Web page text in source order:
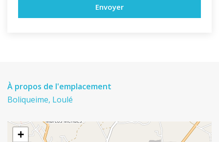
Envoyer
À propos de l'emplacement
Boliqueime, Loulé
+